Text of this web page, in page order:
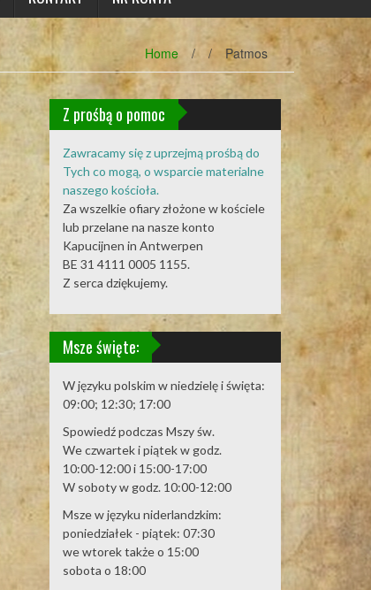
Home / / Patmos
Z prośbą o pomoc
Zawracamy się z uprzejmą prośbą do
Tych co mogą, o wsparcie materialne
naszego kościoła.
Za wszelkie ofiary złożone w kościele
lub przelane na nasze konto
Kapucijnen in Antwerpen
BE 31 4111 0005 1155.
Z serca dziękujemy.
Msze święte:
W języku polskim w niedzielę i święta:
09:00; 12:30; 17:00
Spowiedź podczas Mszy św.
We czwartek i piątek w godz.
10:00-12:00 i 15:00-17:00
W soboty w godz. 10:00-12:00
Msze w języku niderlandzkim:
poniedziałek - piątek: 07:30
we wtorek także o 15:00
sobota o 18:00